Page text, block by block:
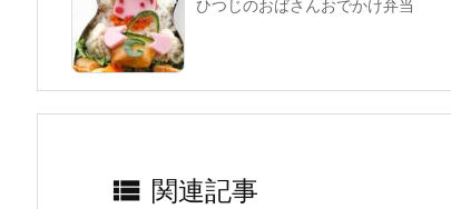
ひつじのおばさんおでかけ弁当
 関連記事